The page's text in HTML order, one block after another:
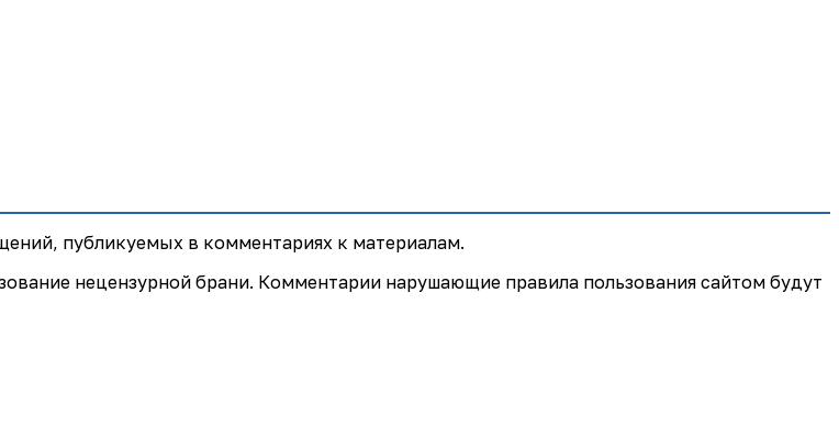
публикуемых в комментариях к материалам.
нецензурной брани. Комментарии нарушающие правила пользования сайтом будут